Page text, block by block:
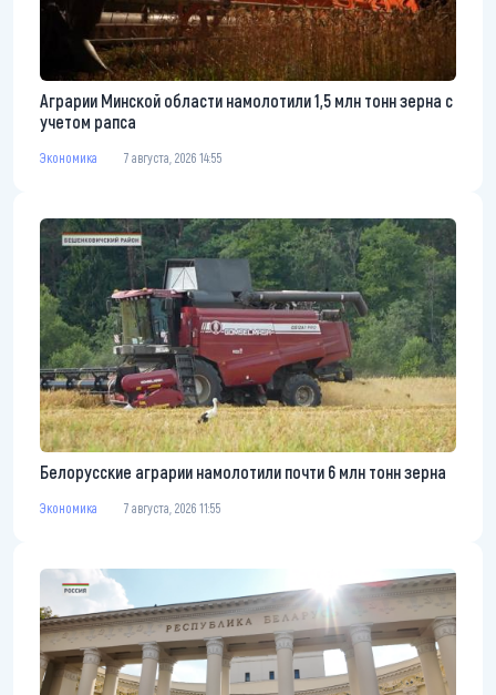
Аграрии Минской области намолотили 1,5 млн тонн зерна с
учетом рапса
Экономика 7 августа, 2026 14:55
Белорусские аграрии намолотили почти 6 млн тонн зерна
Экономика 7 августа, 2026 11:55